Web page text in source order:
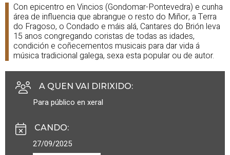
Con epicentro en Vincios (Gondomar-Pontevedra) e cunha
área de influencia que abrangue o resto do Miñor, a Terra
do Fragoso, o Condado e máis alá, Cantares do Brión leva
15 anos congregando coristas de todas as idades,
condición e coñecementos musicais para dar vida á
música tradicional galega, sexa esta popular ou de autor.
A QUEN VAI DIRIXIDO:
Para público en xeral
CANDO:
27/09/2025